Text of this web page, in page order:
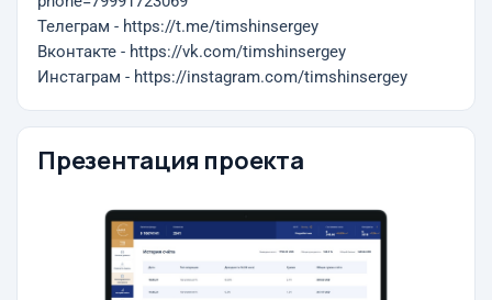
Телеграм - https://t.me/timshinsergey
Вконтакте - https://vk.com/timshinsergey
Инстаграм - https://instagram.com/timshinsergey
Презентация проекта